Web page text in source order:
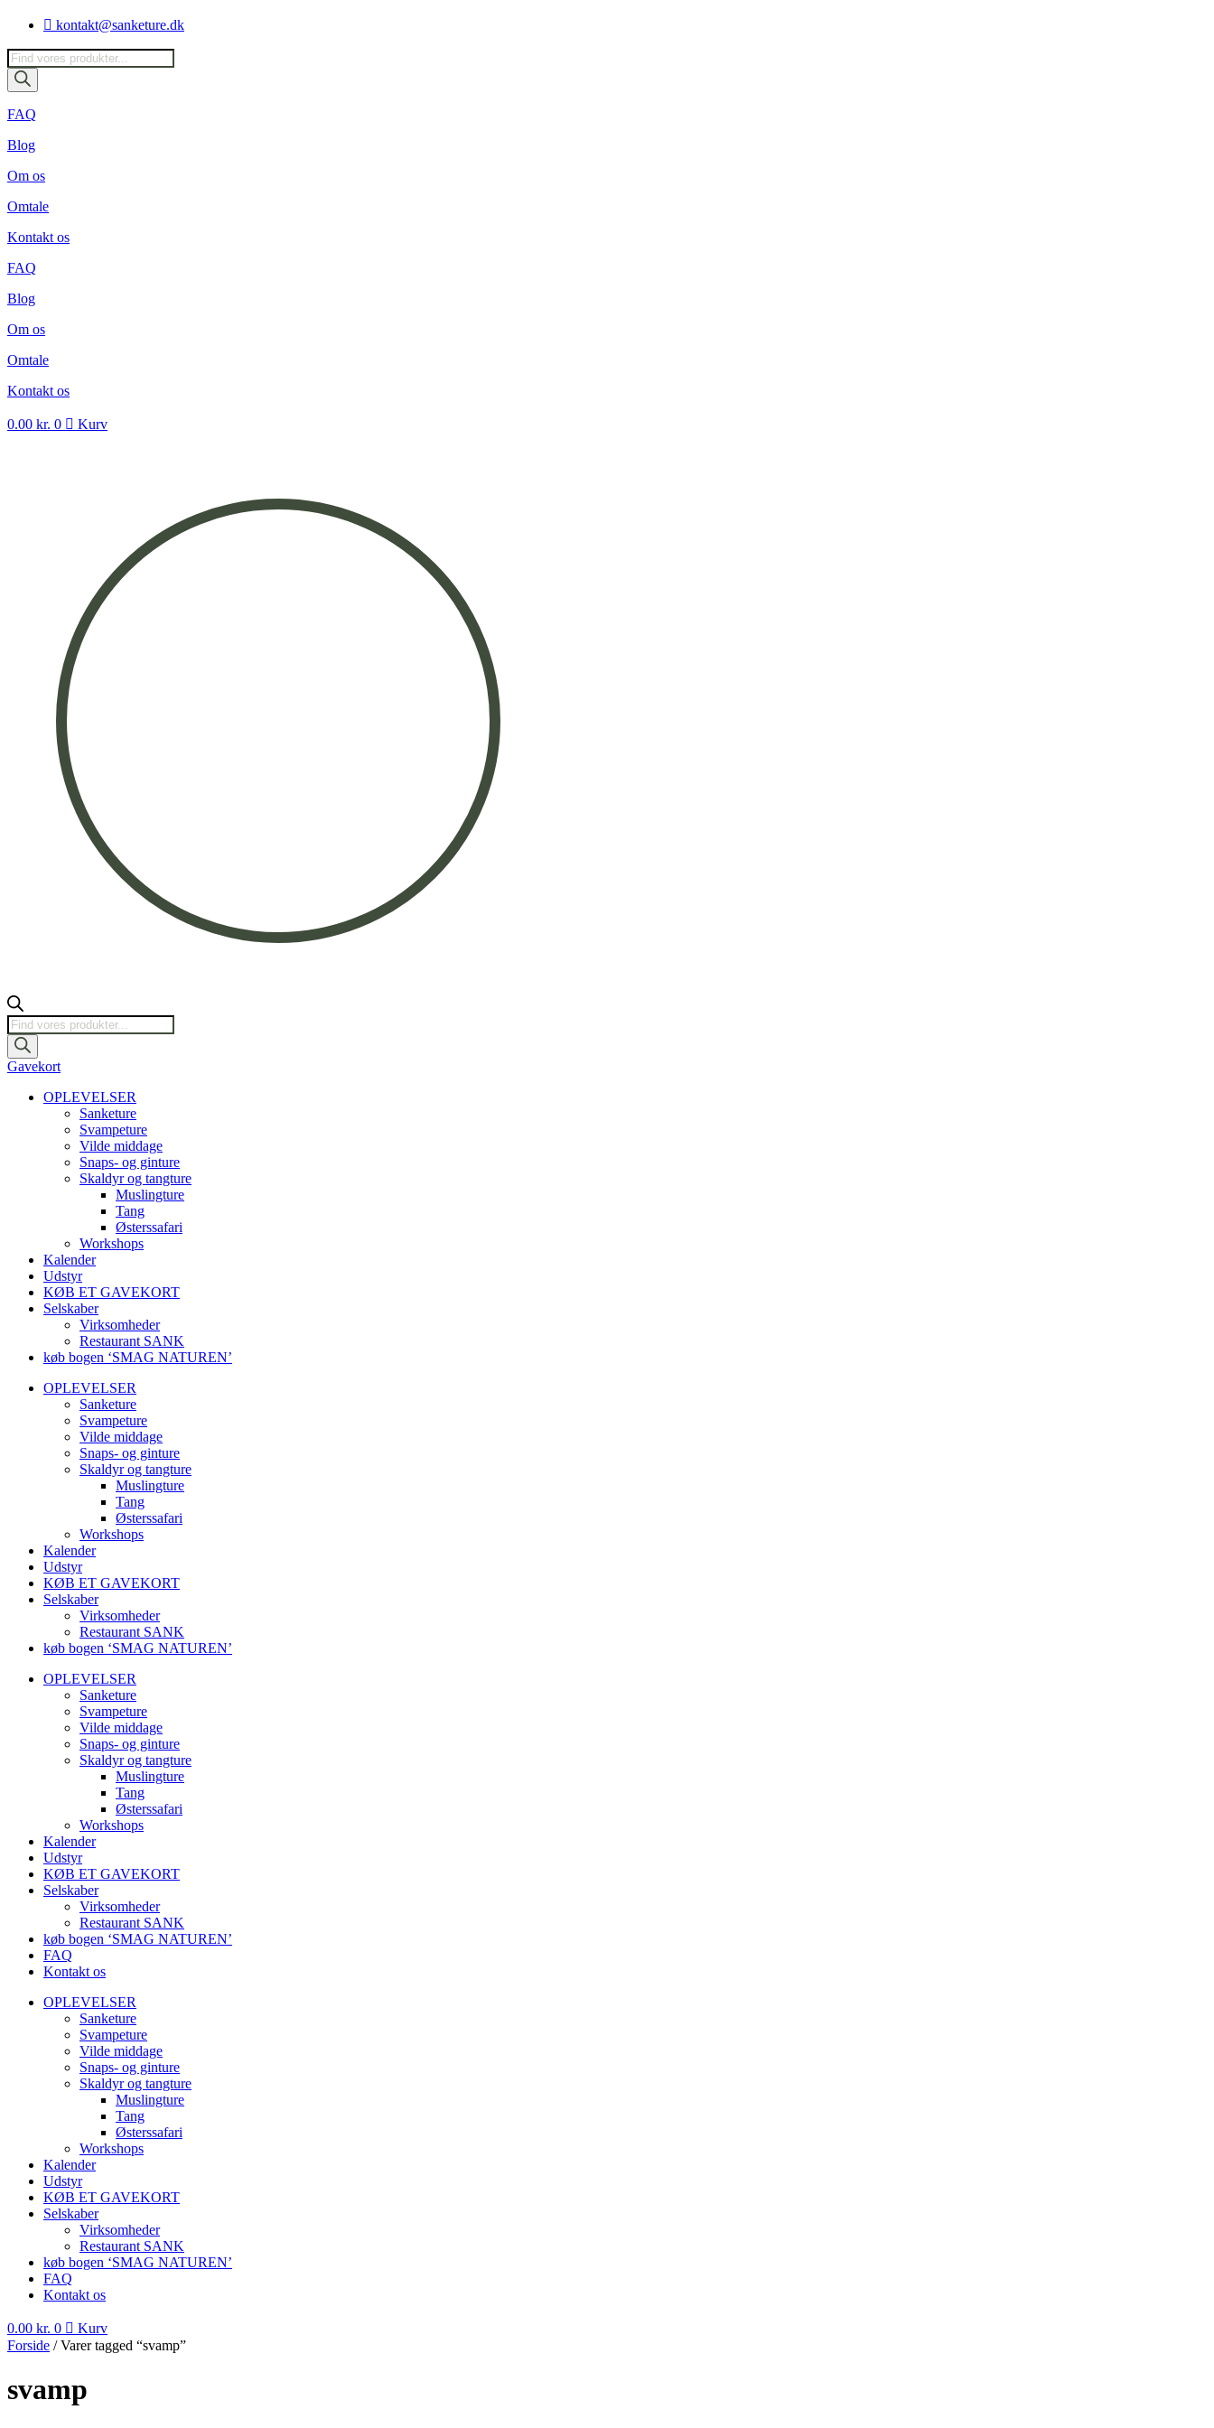
Videre
indhold
kontakt@sanketure.dk
Products
search
FAQ
Blog
Om os
Omtale
Kontakt os
FAQ
Blog
Om os
Omtale
Kontakt os
0.00 kr. 0 Kurv
Products
search
Gavekort
OPLEVELSER
Sanketure
Svampeture
Vilde middage
Snaps- og ginture
Skaldyr og tangture
Muslingture
Tang
Østerssafari
Workshops
Kalender
Udstyr
KØB ET GAVEKORT
Selskaber
Virksomheder
Restaurant SANK
køb bogen ‘SMAG NATUREN’
OPLEVELSER
Sanketure
Svampeture
Vilde middage
Snaps- og ginture
Skaldyr og tangture
Muslingture
Tang
Østerssafari
Workshops
Kalender
Udstyr
KØB ET GAVEKORT
Selskaber
Virksomheder
Restaurant SANK
køb bogen ‘SMAG NATUREN’
OPLEVELSER
Sanketure
Svampeture
Vilde middage
Snaps- og ginture
Skaldyr og tangture
Muslingture
Tang
Østerssafari
Workshops
Kalender
Udstyr
KØB ET GAVEKORT
Selskaber
Virksomheder
Restaurant SANK
køb bogen ‘SMAG NATUREN’
FAQ
Kontakt os
OPLEVELSER
Sanketure
Svampeture
Vilde middage
Snaps- og ginture
Skaldyr og tangture
Muslingture
Tang
Østerssafari
Workshops
Kalender
Udstyr
KØB ET GAVEKORT
Selskaber
Virksomheder
Restaurant SANK
køb bogen ‘SMAG NATUREN’
FAQ
Kontakt os
0.00 kr. 0
Kurv
Forside / Varer tagged “svamp”
svamp